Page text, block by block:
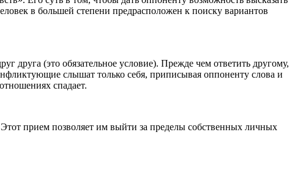
в большей степени предрасположен к поиску вариантов
друга (это обязательное условие). Прежде чем ответить другому,
слышат только себя, приписывая оппоненту слова и
спадает.
прием позволяет им выйти за пределы собственных личных